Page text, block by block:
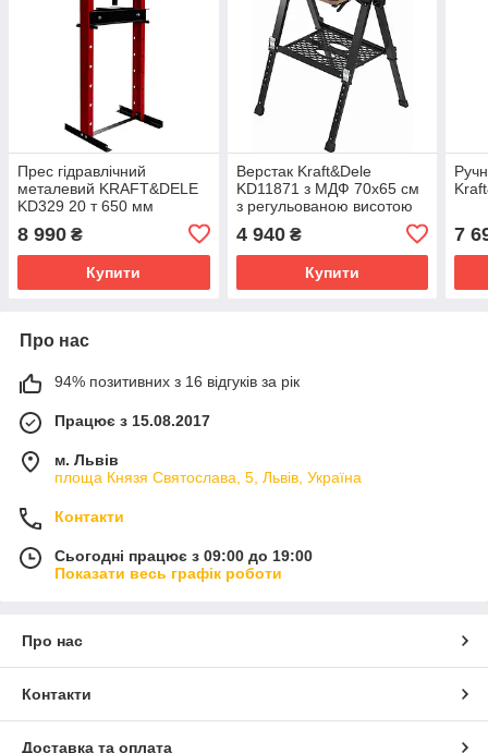
Прес гідравлічний
металевий KRAFT&DELE
KD329 20 т 650 мм
8 990 ₴
Купити
Верстак Kraft&Dele
KD11871 з МДФ 70x65 см
з регульованою висотою
4 940₴
Купити
7
Про нас
94% позитивних з 16 відгуків за рік
Працює з 15.08.2017
м. Львів
площа Князя Святослава, 5, Львів, Україна
Контакти
Сьогодні працює з 09:00 до 19:00
Показати весь графік роботи
Про нас
Контакти
Доставка та оплата